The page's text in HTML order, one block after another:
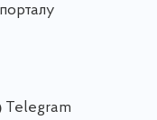
Telegram